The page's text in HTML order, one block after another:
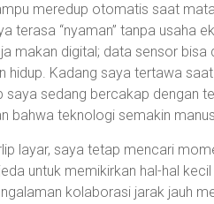
meredup otomatis saat
terasa “nyaman” tanpa usaha
makan digital; data sensor
hidup. Kadang saya tertawa
saya sedang bercakap dengan
bahwa teknologi semakin
layar, saya tetap mencari
untuk memikirkan hal-hal
kolaborasi jarak jauh